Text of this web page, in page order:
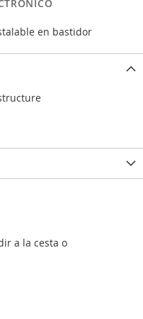
en bastidor
a la cesta o